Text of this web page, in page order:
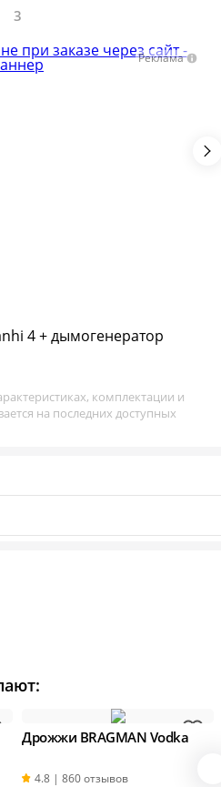
3
Реклама
4 + дымогенератор
комплектации и
на последних доступных
Дрожжи BRAGMAN Vodka
4.8 | 860 отзывов